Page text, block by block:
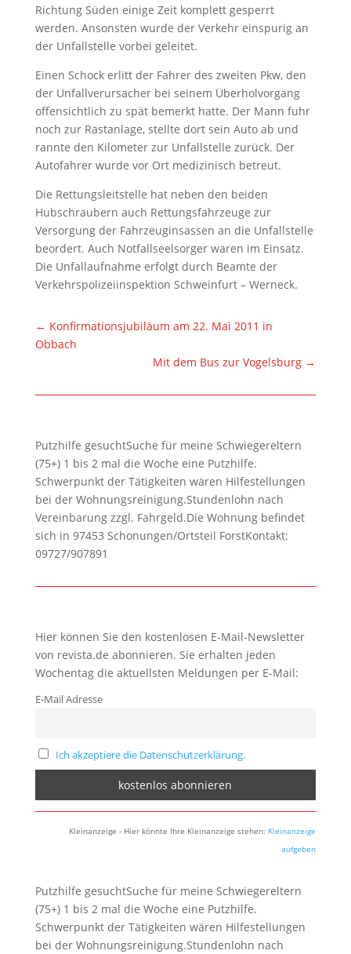
Richtung Süden einige Zeit komplett gesperrt
werden. Ansonsten wurde der Verkehr einspurig an
der Unfallstelle vorbei geleitet.
Einen Schock erlitt der Fahrer des zweiten Pkw, den
der Unfallverursacher bei seinem Überholvorgang
offensichtlich zu spät bemerkt hatte. Der Mann fuhr
noch zur Rastanlage, stellte dort sein Auto ab und
rannte den Kilometer zur Unfallstelle zurück. Der
Autofahrer wurde vor Ort medizinisch betreut.
Die Rettungsleitstelle hat neben den beiden
Hubschraubern auch Rettungsfahrzeuge zur
Versorgung der Fahrzeuginsassen an die Unfallstelle
beordert. Auch Notfallseelsorger waren im Einsatz.
Die Unfallaufnahme erfolgt durch Beamte der
Verkehrspolizeiinspektion Schweinfurt – Werneck.
← Konfirmationsjubiläum am 22. Mai 2011 in
Obbach
Mit dem Bus zur Vogelsburg →
Putzhilfe gesuchtSuche für meine Schwiegereltern
(75+) 1 bis 2 mal die Woche eine Putzhilfe.
Schwerpunkt der Tätigkeiten wären Hilfestellungen
bei der Wohnungsreinigung.Stundenlohn nach
Vereinbarung zzgl. Fahrgeld.Die Wohnung befindet
sich in 97453 Schonungen/Ortsteil ForstKontakt:
09727/907891
Hier können Sie den kostenlosen E-Mail-Newsletter
von revista.de abonnieren. Sie erhalten jeden
Wochentag die aktuellsten Meldungen per E-Mail:
E-Mail Adresse
Ich akzeptiere die Datenschutzerklärung.
Kleinanzeige - Hier könnte Ihre Kleinanzeige stehen: Kleinanzeige
aufgeben
Putzhilfe gesuchtSuche für meine Schwiegereltern
(75+) 1 bis 2 mal die Woche eine Putzhilfe.
Schwerpunkt der Tätigkeiten wären Hilfestellungen
bei der Wohnungsreinigung.Stundenlohn nach